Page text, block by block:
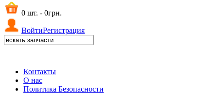
0 шт. - 0грн.
ВойтиРегистрация
Контакты
О нас
Политика Безопасности